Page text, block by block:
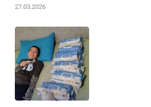
27.03.2026